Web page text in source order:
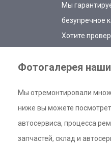
Мы
безупречное
Хотите
Фотогалерея
Мы отремонтировали
ниже вы можете
автосервиса, процесса
запчастей, склад и